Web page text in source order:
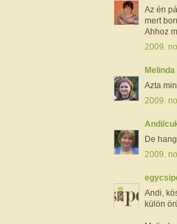
Az én
mert
Ahhoz
2009.
Melinda
Azta
2009.
Andi/
De
2009.
Andi,
külön